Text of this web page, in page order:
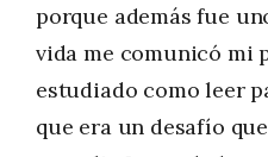
porque además fue
vida me comunicó mi
estudiado como leer
que era un desafío